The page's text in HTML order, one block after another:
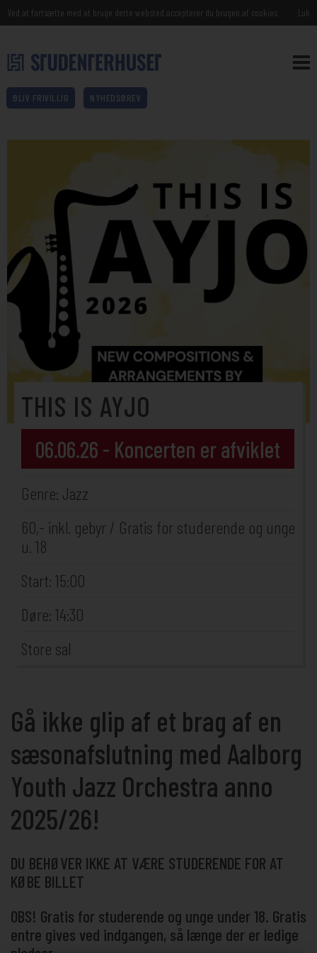
Ved at fortsætte med at bruge dette websted accepterer du brugen af cookies Luk
BLIV FRIVILLIG NYHEDSBREV
THIS IS AYJO
06.06.26 - Koncerten er afviklet
Genre: Jazz
60,- inkl. gebyr / Gratis for studerende og unge
u. 18
Start: 15:00
Døre: 14:30
Store sal
Gå ikke glip af et brag af en
sæsonafslutning med Aalborg
Youth Jazz Orchestra anno
2025/26!
DU BEHØVER IKKE AT VÆRE STUDERENDE FOR AT
KØBE BILLET
OBS! Gratis for studerende og unge under 18. Gratis
entre gives ved indgangen, så længe der er ledige